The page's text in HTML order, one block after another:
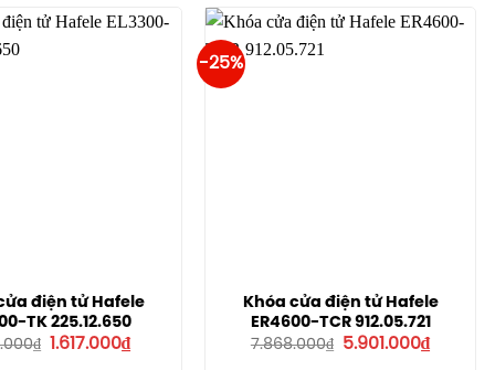
điện tử Hafele
TK 225.12.650
₫ Giá
1.617.000₫Giá
hiện
-25%
Khóa cửa điện tử Hafele
ER4600-TCR 912.05.721
7.868.000₫ Giá
5.901.000₫Giá
hiện